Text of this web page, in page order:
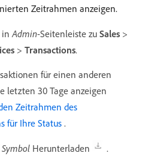
Zeitrahmen anzeigen.
inAdmin-Seitenleiste zu Sales >
> Transactions.
für einen anderen
letzten 30 Tage anzeigen
Zeitrahmen des
für Ihre Status .
Symbol Herunterladen .